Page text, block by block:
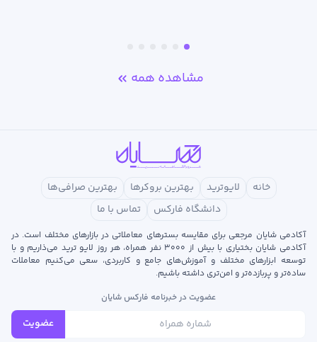
مشاهده همه
خانه لایوترید بهترین بروکرها
بهترین صرافی‌ها
دانشگاه فارکس
تماس با ما
آکادمی شایان مرجعی برای مقایسه بسترهای معاملاتی در بازارهای مختلف است. در
آکادمی شایان بختیاری با بیش از ۳۰۰۰ نفر همراه، هر روز لایو ترید می‌ذاریم و با
توسعه‌ ابزارهای مختلف و آموزش‌های جامع و کاربردی، سعی می‌کنیم معاملات
ساده‌تر و پربازده‌تر و امن‌تری داشته باشیم.
عضویت در خبرنامه فارکس شایان
عضویت